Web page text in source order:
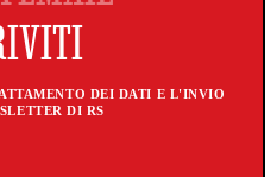
DEI DATI E L'INVIO
DI RS